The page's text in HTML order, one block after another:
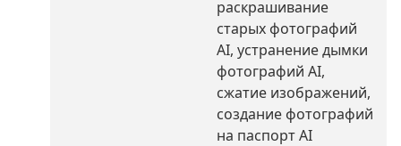
раскрашивание
старых фотографий
AI, устранение дымки
фотографий AI,
сжатие изображений,
создание фотографий
на паспорт AI